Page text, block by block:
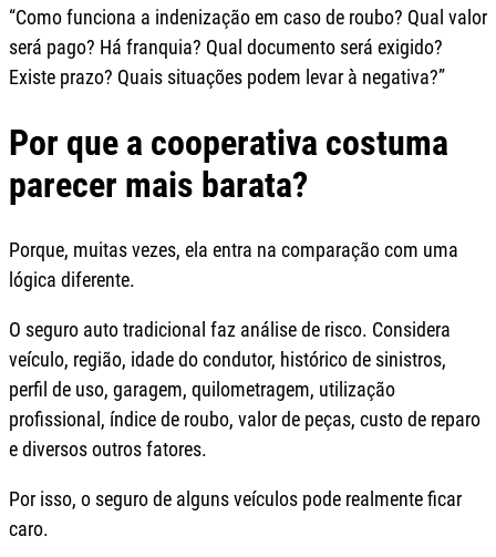
“Como funciona a indenização em caso de roubo? Qual valor
será pago? Há franquia? Qual documento será exigido?
Existe prazo? Quais situações podem levar à negativa?”
Por que a cooperativa costuma
parecer mais barata?
Porque, muitas vezes, ela entra na comparação com uma
lógica diferente.
O seguro auto tradicional faz análise de risco. Considera
veículo, região, idade do condutor, histórico de sinistros,
perfil de uso, garagem, quilometragem, utilização
profissional, índice de roubo, valor de peças, custo de reparo
e diversos outros fatores.
Por isso, o seguro de alguns veículos pode realmente ficar
caro.